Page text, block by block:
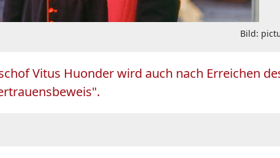
Bild:
Vitus Huonder wird auch nach Erreichen